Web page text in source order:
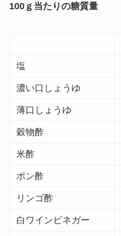
100ｇ当たりの糖質量
塩
濃い口しょうゆ
薄口しょうゆ
穀物酢
米酢
ポン酢
リンゴ酢
白ワインビネガー